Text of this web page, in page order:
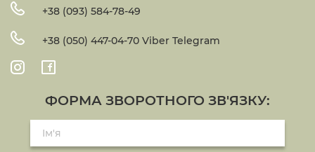
+38 (093) 584-78-49
+38 (050) 447-04-70 Viber Telegram
ФОРМА ЗВОРОТНОГО ЗВ'ЯЗКУ: